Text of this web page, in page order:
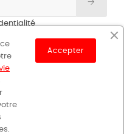
2023
Accepter